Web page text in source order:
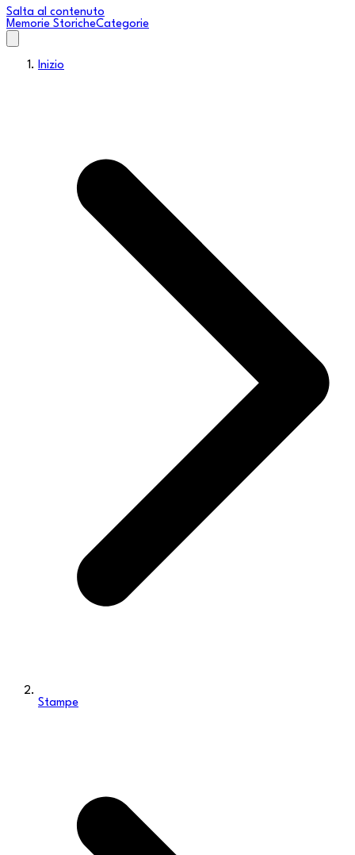
Salta al contenuto
Memorie StoricheCategorie
Inizio
Stampe